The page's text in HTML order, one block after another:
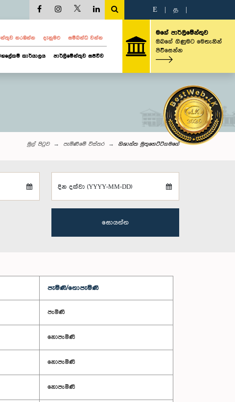
E த
නරඹන්න දැනුමට සම්බන්ධ වන්න
කාර්යාලය පාර්ලිමේන්තුව සජීවීව
මගේ පාර්ලිමේන්තුව
ඔබගේ ගිණුමට මෙතැනින්
පිවිසෙන්න
මුල් පිටුව පැමිණීමේ විස්තර නිශාන්ත මුතුහෙට්ටිගමගේ
දින දක්වා (YYYY-MM-DD)
සොයන්න
පැමිණි/නොපැමිණි
පැමිණි
නොපැමිණි
නොපැමිණි
නොපැමිණි